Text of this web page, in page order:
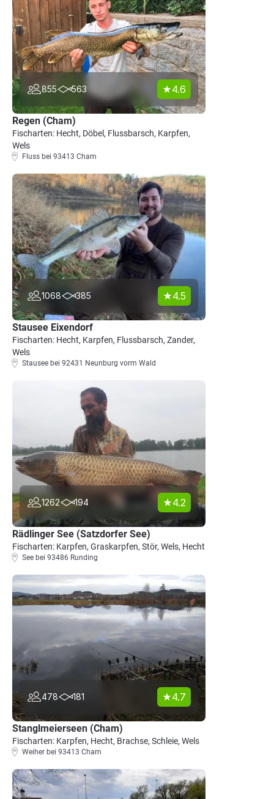
855 563 4.6
Regen (Cham)
Fischarten: Hecht, Döbel, Flussbarsch, Karpfen,
Wels
Fluss bei 93413 Cham
1068 385 4.5
Stausee Eixendorf
Fischarten: Hecht, Karpfen, Flussbarsch, Zander,
Wels
Stausee bei 92431 Neunburg vorm Wald
1262 194 4.2
Rädlinger See (Satzdorfer See)
Fischarten: Karpfen, Graskarpfen, Stör, Wels, Hecht
See bei 93486 Runding
478 181 4.7
Stanglmeierseen (Cham)
Fischarten: Karpfen, Hecht, Brachse, Schleie, Wels
Weiher bei 93413 Cham